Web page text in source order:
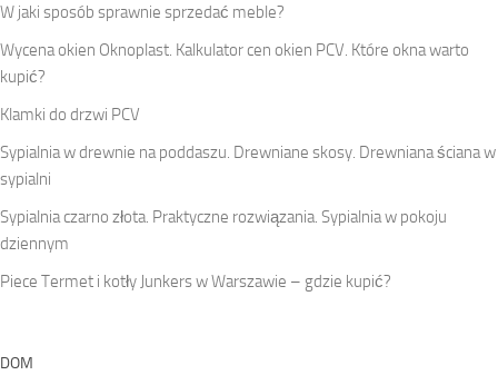
W jaki sposób sprawnie sprzedać meble?
Wycena okien Oknoplast. Kalkulator cen okien PCV. Które okna warto
kupić?
Klamki do drzwi PCV
Sypialnia w drewnie na poddaszu. Drewniane skosy. Drewniana ściana w
sypialni
Sypialnia czarno złota. Praktyczne rozwiązania. Sypialnia w pokoju
dziennym
Piece Termet i kotły Junkers w Warszawie – gdzie kupić?
DOM